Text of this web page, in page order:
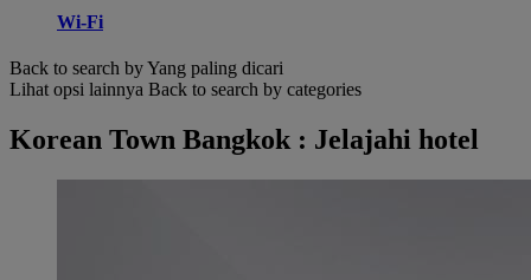
Wi-Fi
Back to search by Yang paling dicari
Lihat opsi lainnya Back to search by categories
Korean Town Bangkok : Jelajahi hotel